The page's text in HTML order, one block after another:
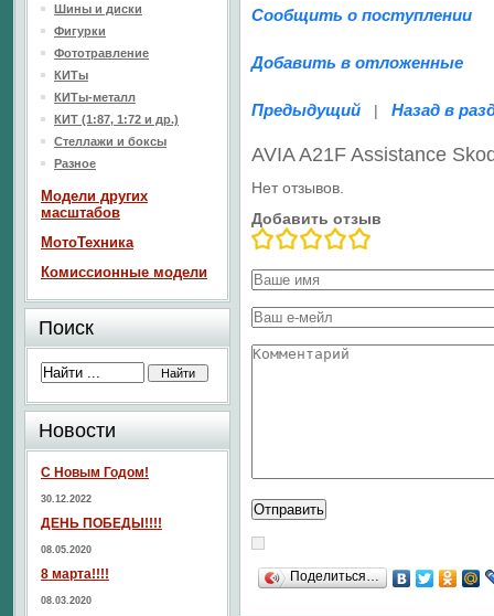
Сообщить о поступлении
Добавить в отложенные
Предыдущий | Назад в
AVIA A21F Assistance
Нет отзывов.
Добавить отзыв
Поделиться…
Шины и диски
Фигурки
Фототравление
КИТы
КИТы-металл
КИТ (1:87, 1:72 и др.)
Стеллажи и боксы
Разное
Модели других
масштабов
МотоТехника
Комиссионные модели
Поиск
Новости
С Новым Годом!
30.12.2022
ДЕНЬ ПОБЕДЫ!!!!
08.05.2020
8 марта!!!!
08.03.2020